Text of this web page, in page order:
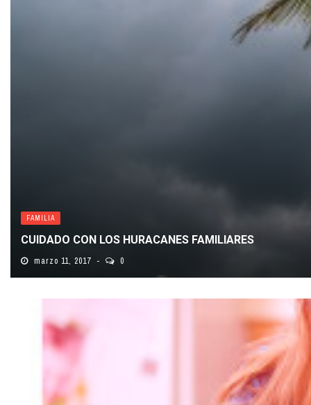
FAMILIA
CUIDADO CON LOS HURACANES FAMILIARES
marzo 11, 2017 0